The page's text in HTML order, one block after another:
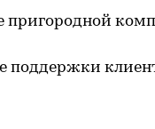
пригородной
поддержки